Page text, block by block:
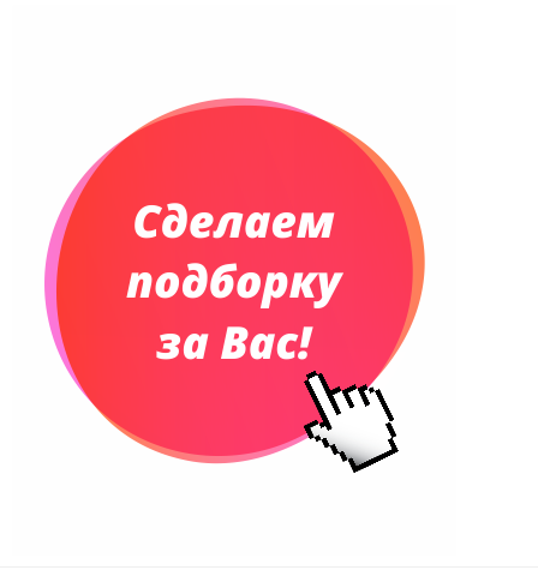
Планинги недатированные
Телефонные книжки
Сумки и Рюкзаки
Сумки для планшетов и ноутбуков
Рюкзаки
Конференц-сумки
Сумки для покупок промо
Несессеры и косметички
Сумки дорожные